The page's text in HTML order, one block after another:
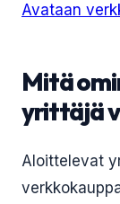
Avataan
Mitä
yrittäjä
Aloittelevat